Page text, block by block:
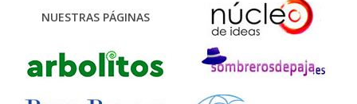
NUESTRAS PÁGINAS